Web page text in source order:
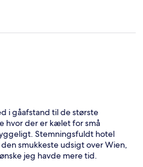
i gåafstand til de største
hvor der er kælet for små
Stemningsfuldt hotel
smukkeste udsigt over Wien,
jeg havde mere tid.